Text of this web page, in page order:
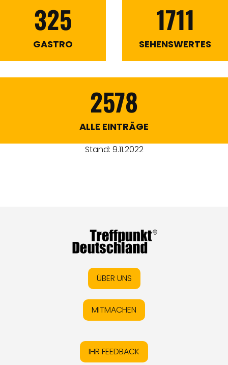
325
GASTRO
1711
SEHENSWERTES
2578
ALLE EINTRÄGE
Stand: 9.11.2022
ÜBER UNS
MITMACHEN
IHR FEEDBACK